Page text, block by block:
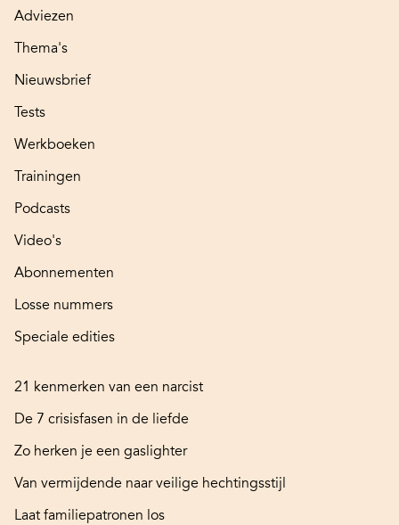
Adviezen
Thema's
Nieuwsbrief
Tests
Werkboeken
Trainingen
Podcasts
Video's
Abonnementen
Losse nummers
Speciale edities
21 kenmerken van een narcist
De 7 crisisfasen in de liefde
Zo herken je een gaslighter
Van vermijdende naar veilige hechtingsstijl
Laat familiepatronen los